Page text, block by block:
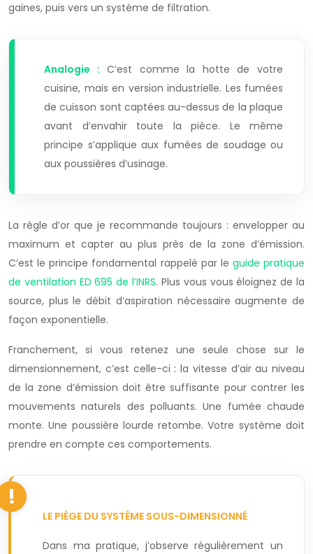
gaines, puis vers un système de filtration.
Analogie : C’est comme la hotte de votre
cuisine, mais en version industrielle. Les fumées
de cuisson sont captées au-dessus de la plaque
avant d’envahir toute la pièce. Le même
principe s’applique aux fumées de soudage ou
aux poussières d’usinage.
La règle d’or que je recommande toujours : envelopper au
maximum et capter au plus près de la zone d’émission.
C’est le principe fondamental rappelé par le guide pratique
de ventilation ED 695 de l’INRS. Plus vous vous éloignez de la
source, plus le débit d’aspiration nécessaire augmente de
façon exponentielle.
Franchement, si vous retenez une seule chose sur le
dimensionnement, c’est celle-ci : la vitesse d’air au niveau
de la zone d’émission doit être suffisante pour contrer les
mouvements naturels des polluants. Une fumée chaude
monte. Une poussière lourde retombe. Votre système doit
prendre en compte ces comportements.
LE PIÈGE DU SYSTÈME SOUS-DIMENSIONNÉ
Dans ma pratique, j’observe régulièrement un